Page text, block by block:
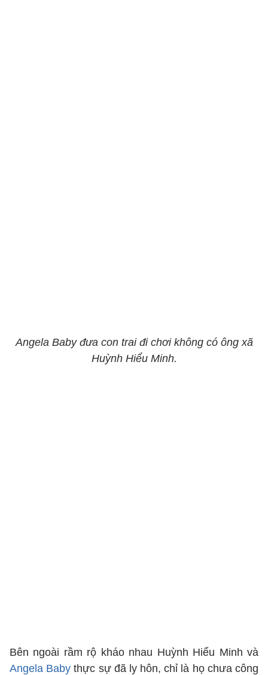
Angela Baby đưa con trai đi chơi không có ông xã
Huỳnh Hiểu Minh.
Bên ngoài rầm rộ kháo nhau Huỳnh Hiểu Minh và
Angela Baby thực sự đã ly hôn, chỉ là họ chưa công